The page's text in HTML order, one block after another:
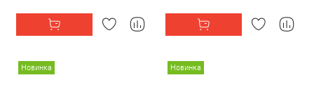
Новинка Новинка